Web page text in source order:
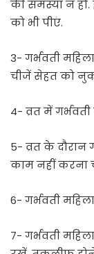
की समस्या न
को भी पीएं.
3- गर्भवती
चीजें सेहत को
4- व्रत में
5- व्रत के दौरान
काम नहीं करना
6- गर्भवती
7- गर्भवती